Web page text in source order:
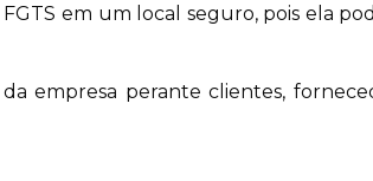
em um local seguro, pois ela
empresa perante clientes,